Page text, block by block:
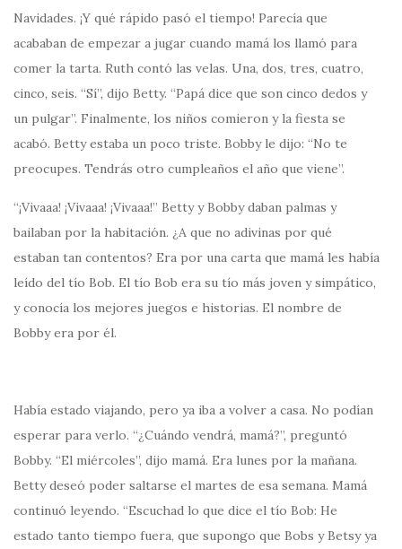
Navidades. ¡Y qué rápido pasó el tiempo! Parecía que
acababan de empezar a jugar cuando mamá los llamó para
comer la tarta. Ruth contó las velas. Una, dos, tres, cuatro,
cinco, seis. “Sí”, dijo Betty. “Papá dice que son cinco dedos y
un pulgar”. Finalmente, los niños comieron y la fiesta se
acabó. Betty estaba un poco triste. Bobby le dijo: “No te
preocupes. Tendrás otro cumpleaños el año que viene”.
“¡Vivaaa! ¡Vivaaa! ¡Vivaaa!” Betty y Bobby daban palmas y
bailaban por la habitación. ¿A que no adivinas por qué
estaban tan contentos? Era por una carta que mamá les había
leído del tío Bob. El tío Bob era su tío más joven y simpático,
y conocía los mejores juegos e historias. El nombre de
Bobby era por él.
Había estado viajando, pero ya iba a volver a casa. No podían
esperar para verlo. “¿Cuándo vendrá, mamá?”, preguntó
Bobby. “El miércoles”, dijo mamá. Era lunes por la mañana.
Betty deseó poder saltarse el martes de esa semana. Mamá
continuó leyendo. “Escuchad lo que dice el tío Bob: He
estado tanto tiempo fuera, que supongo que Bobs y Betsy ya